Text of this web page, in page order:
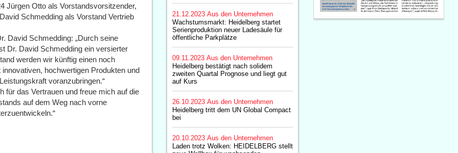
Jürgen Otto als Vorstandsvorsitzender,
Schmedding als Vorstand Vertrieb
David Schmedding: „Durch seine
Dr. David Schmedding ein versierter
werden wir künftig einen noch
hochwertigen Produkten und
voranzubringen.“
für das Vertrauen und freue mich auf die
auf dem Weg nach vorne
21.12.2023 Aus den Unternehmen
Wachstumsmarkt: Heidelberg startet
Serienproduktion neuer Ladesäule für
öffentliche Parkplätze
09.11.2023 Aus den Unternehmen
Heidelberg bestätigt nach solidem
zweiten Quartal Prognose und liegt gut
auf Kurs
26.10.2023 Aus den Unternehmen
Heidelberg tritt dem UN Global Compact
bei
20.10.2023 Aus den Unternehmen
Laden trotz Wolken: HEIDELBERG stellt